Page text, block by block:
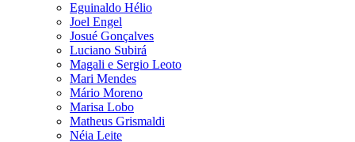
Eguinaldo Hélio
Joel Engel
Josué Gonçalves
Luciano Subirá
Magali e Sergio Leoto
Mari Mendes
Mário Moreno
Marisa Lobo
Matheus Grismaldi
Néia Leite